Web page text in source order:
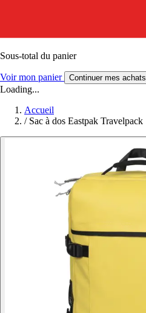
Sous-total du panier
Voir mon panier Continuer mes achats
Loading...
Accueil
/ Sac à dos Eastpak Travelpack